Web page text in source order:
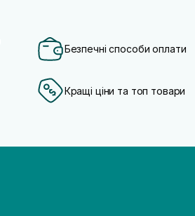
Безпечні способи оплати
Кращі ціни та топ товари